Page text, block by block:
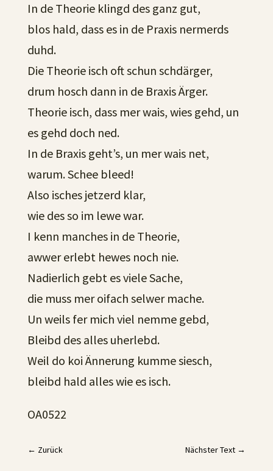
In de Theorie klingd des ganz gut,
blos hald, dass es in de Praxis nermerds
duhd.
Die Theorie isch oft schun schdärger,
drum hosch dann in de Braxis Ärger.
Theorie isch, dass mer wais, wies gehd, un
es gehd doch ned.
In de Braxis geht’s, un mer wais net,
warum. Schee bleed!
Also isches jetzerd klar,
wie des so im lewe war.
I kenn manches in de Theorie,
awwer erlebt hewes noch nie.
Nadierlich gebt es viele Sache,
die muss mer oifach selwer mache.
Un weils fer mich viel nemme gebd,
Bleibd des alles uherlebd.
Weil do koi Ännerung kumme siesch,
bleibd hald alles wie es isch.
OA0522
← Zurück Nächster Text →